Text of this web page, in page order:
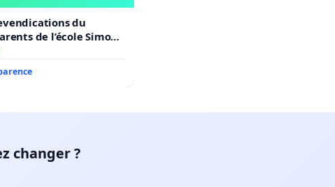
du
de l’école Simone
changer ?